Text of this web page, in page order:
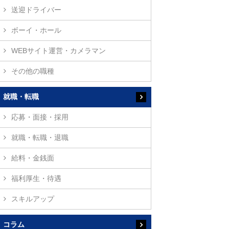
送迎ドライバー
ボーイ・ホール
WEBサイト運営・カメラマン
その他の職種
就職・転職
応募・面接・採用
就職・転職・退職
給料・金銭面
福利厚生・待遇
スキルアップ
コラム